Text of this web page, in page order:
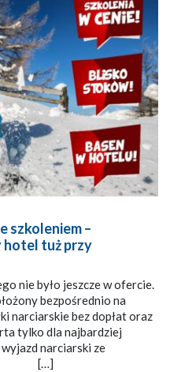
szkoleniem –
hotel tuż przy
nie było jeszcze w ofercie.
bezpośrednio na
narciarskie bez dopłat oraz
tylko dla najbardziej
narciarski ze
[…]